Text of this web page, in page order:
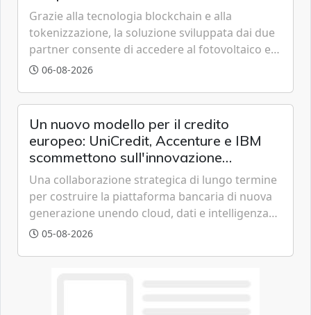
Grazie alla tecnologia blockchain e alla
tokenizzazione, la soluzione sviluppata dai due
partner consente di accedere al fotovoltaico e
all'eolico ottenendo risparmi diretti in bolletta,
06-08-2026
Un nuovo modello per il credito
europeo: UniCredit, Accenture e IBM
scommettono sull'innovazione
tecnologica
Una collaborazione strategica di lungo termine
per costruire la piattaforma bancaria di nuova
generazione unendo cloud, dati e intelligenza
artificiale.
05-08-2026